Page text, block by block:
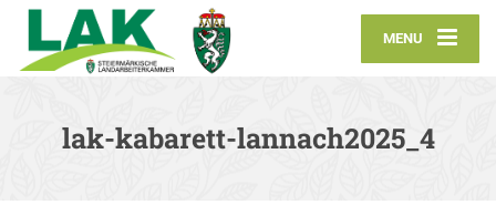
MENU
lak-kabarett-lannach2025_4